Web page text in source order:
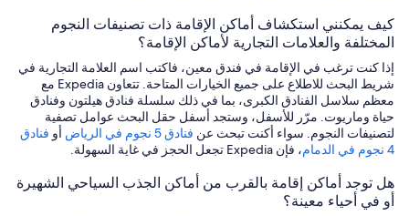
كيف يمكنني استكشاف أماكن الإقامة ذات تصنيفات النجوم
المختلفة والعلامات التجارية لأماكن الإقامة؟
إذا كنت ترغب في الإقامة في فندق معين، فاكتب اسم العلامة التجارية في
شريط البحث للاطلاع على جميع الخيارات المتاحة. تتعاون Expedia مع
معظم سلاسل الفنادق الكبرى، بما في ذلك سلسلة فنادق هيلتون وفنادق
حياة وماريوت. مرّر للأسفل، وستجد أسفل حقل البحث عوامل تصفية
لتصنيفات النجوم. سواء أكنت تبحث عن فنادق 5 نجوم في الرياض أو فنادق
4 نجوم في الدمام
، فإن Expedia تجعل الحجز في غاية السهولة.
هل توجد أماكن إقامة بالقرب من أماكن الجذب السياحي الشهيرة
أو في أحياء معينة؟